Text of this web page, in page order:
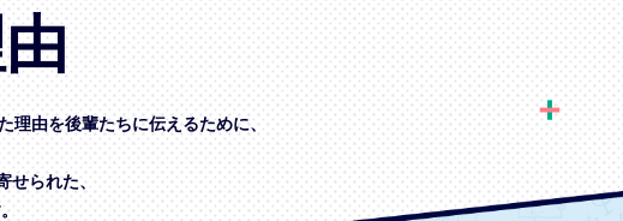
理由を後輩たちに伝えるために、
せられた、